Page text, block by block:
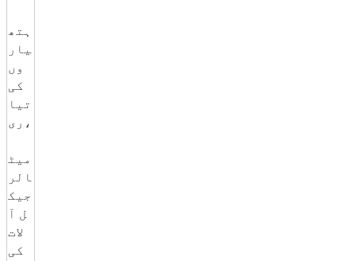
ہتھ
یار
وں
کی
تیا
ری،
میٹ
الر
جیک
ل آ
لات
کی